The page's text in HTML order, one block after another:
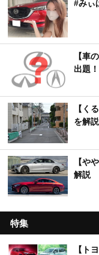
#みぃ
【車
出題！
【く
を解説
【や
解説
特集
【ト